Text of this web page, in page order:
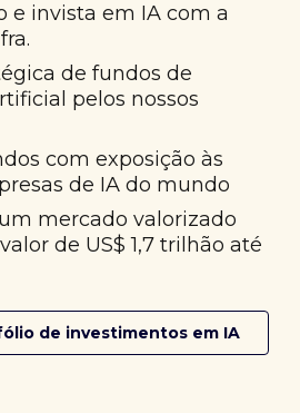
e invista em IA com a
de fundos de
pelos nossos
com exposição às
de IA do mundo
mercado valorizado
de US$ 1,7 trilhão até
de investimentos em IA